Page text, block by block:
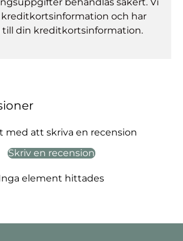
kreditkortsinformation och har
din kreditkortsinformation.
med att skriva en recension
Skriv en recension
element hittades